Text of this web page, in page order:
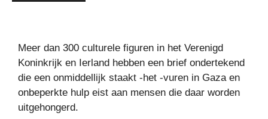
Meer dan 300 culturele figuren in het Verenigd
Koninkrijk en Ierland hebben een brief ondertekend
die een onmiddellijk staakt -het -vuren in Gaza en
onbeperkte hulp eist aan mensen die daar worden
uitgehongerd.